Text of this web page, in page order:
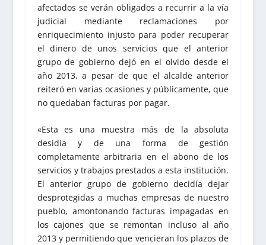
afectados se verán obligados a recurrir a la vía
judicial mediante reclamaciones por
enriquecimiento injusto para poder recuperar
el dinero de unos servicios que el anterior
grupo de gobierno dejó en el olvido desde el
año 2013, a pesar de que el alcalde anterior
reiteró en varias ocasiones y públicamente, que
no quedaban facturas por pagar.
«Esta es una muestra más de la absoluta
desidia y de una forma de gestión
completamente arbitraria en el abono de los
servicios y trabajos prestados a esta institución.
El anterior grupo de gobierno decidía dejar
desprotegidas a muchas empresas de nuestro
pueblo, amontonando facturas impagadas en
los cajones que se remontan incluso al año
2013 y permitiendo que vencieran los plazos de